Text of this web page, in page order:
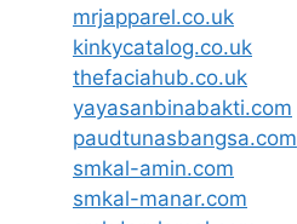
mrjapparel.co.uk
kinkycatalog.co.uk
thefaciahub.co.uk
yayasanbinabakti.com
paudtunasbangsa.com
smkal-amin.com
smkal-manar.com